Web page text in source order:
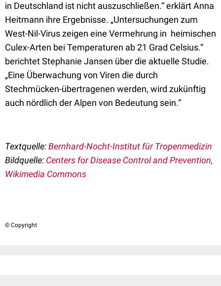
in Deutschland ist nicht auszuschließen.“ erklärt Anna
Heitmann ihre Ergebnisse. „Untersuchungen zum
West-Nil-Virus zeigen eine Vermehrung in heimischen
Culex-Arten bei Temperaturen ab 21 Grad Celsius.“
berichtet Stephanie Jansen über die aktuelle Studie.
„Eine Überwachung von Viren die durch
Stechmücken-übertragenen werden, wird zukünftig
auch nördlich der Alpen von Bedeutung sein.“
Textquelle:Bernhard-Nocht-Institut für Tropenmedizin
Bildquelle: Centers for Disease Control and Prevention,
Wikimedia Commons
© Copyright